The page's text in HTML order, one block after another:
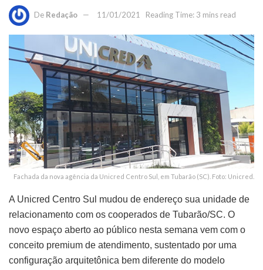
De Redação 11/01/2021 Reading Time: 3 mins read
Fachada da nova agência da Unicred Centro Sul, em Tubarão (SC). Foto: Unicred.
A Unicred Centro Sul mudou de endereço sua unidade de
relacionamento com os cooperados de Tubarão/SC. O
novo espaço aberto ao público nesta semana vem com o
conceito premium de atendimento, sustentado por uma
configuração arquitetônica bem diferente do modelo